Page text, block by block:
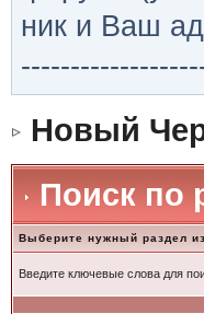
ник и Ваш
Новый
Поиск по
Выберите нужный раздел
Введите ключевые слова для